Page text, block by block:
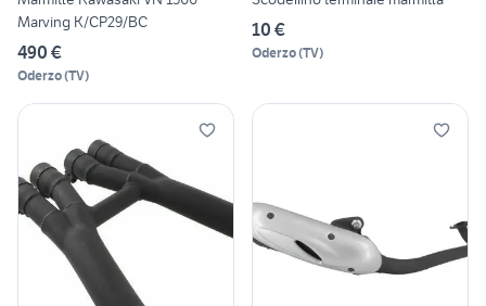
Marving K/CP29/BC
490 €
Oderzo(TV)
10 €
Oderzo(TV)